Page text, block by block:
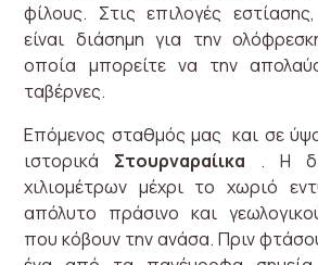
φίλους. Στις επιλογές
είναι διάσημη για την
οποία μπορείτε να την
ταβέρνες.
Επόμενος σταθμός μας και σε
ιστορικά Στουρναραίικα . Η
χιλιομέτρων μέχρι το χωριό
απόλυτο πράσινο και
που κόβουν την ανάσα. Πριν